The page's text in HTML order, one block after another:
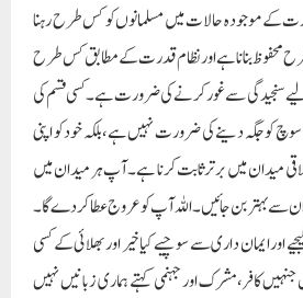
کے موجودہ حالات میں مسلمانوں کو کس طرح رہنا
محفوظ بنانا ہے اور نظام قدرت کے مطابق کس طرح
سنجیدگی سے غور کرنے کی ضرورت ہے۔کسی قسم کی
کو جگہ دینے کی ضرورت نہیں ہے،بلکہ خود کو اپنی
میدان میں برتر ثابت کرنا ہے۔آپ ہر میدان میں
سے بہتر بن جائیں۔اللہ آپ کو عروج عطا کردے گا۔
اور ایمان داری سے سوچیے کیا خیر اور بھلائی کے کسی
کافر،مشرک اور جہنمی کہتے ہماری زبانیں نہیں